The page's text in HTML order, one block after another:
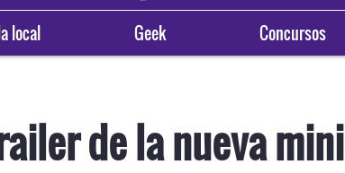
local Geek Concursos
de la nueva mini